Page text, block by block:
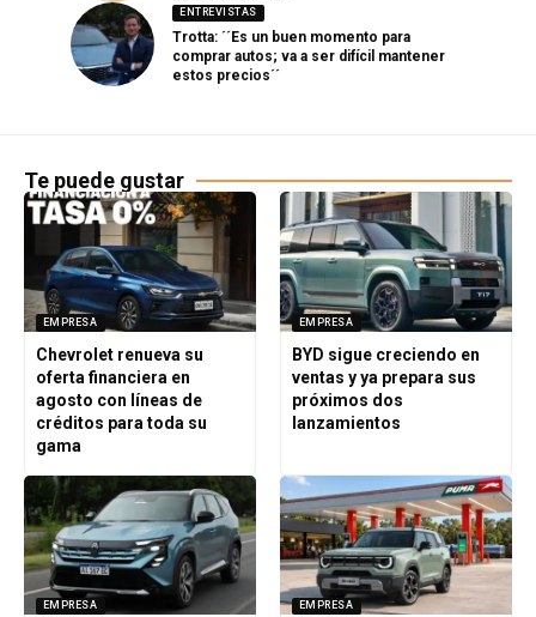
ENTREVISTAS
Trotta: ´´Es un buen momento para
comprar autos; va a ser difícil mantener
estos precios´´
Te puede gustar
EMPRESA
Chevrolet renueva su
oferta financiera en
agosto con líneas de
créditos para toda su
gama
EMPRESA
BYD sigue creciendo en
ventas y ya prepara sus
próximos dos
lanzamientos
EMPRESA EMPRESA